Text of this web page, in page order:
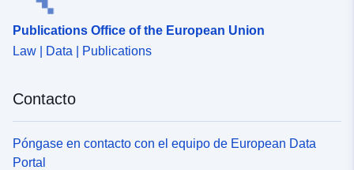
Publications Office of the European Union
Law | Data | Publications
Contacto
Póngase en contacto con el equipo de European Data
Portal